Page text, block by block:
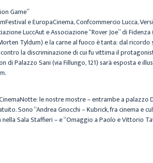
Game”
e EuropaCinema, Confcommercio Lucca,
LuccAut e Associazione “Rover Joe” di
Tyldum) e la carne al fuoco è tanta: dal
la discriminazione di cui fu vittima il
di Palazzo Sani (via Fillungo, 121) sarà esposta e
le nostre mostre – entrambe a
Sono “Andrea Gnocchi – Kubrick, fra cinema
Sala Staffieri – e “Omaggio a Paolo e Vittorio